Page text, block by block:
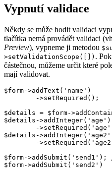
Vypnutí validace
Někdy se může hodit validaci
tlačítka nemá provádět validaci
Preview), vypneme ji metodou
>setValidationScope([]) .
částečnou, můžeme určit které
mají validovat.
$form->addText('name')
$details = $form-
$details->addInteger('age')
$details-
$form-
$form->addSubmit('send2')